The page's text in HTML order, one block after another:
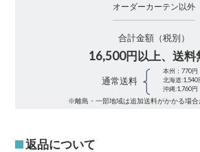
オーダーカーテン以外
合計金額（税別）
16,500円以上、送料
通常送料
本州：770円
北海道:1,540
沖縄:1,760円
※離島・一部地域は追加送料がかかる場合
返品について